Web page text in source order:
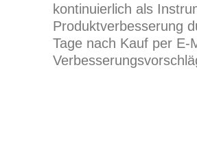
kontinuierlich als
Produktverbesserung
Tage nach Kauf per E-